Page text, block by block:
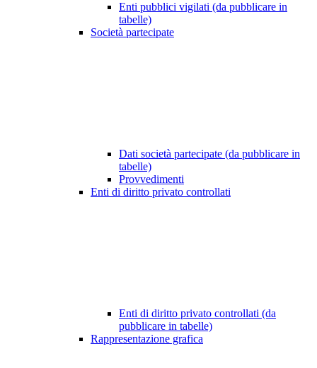
Enti pubblici vigilati (da pubblicare in
tabelle)
Società partecipate
Dati società partecipate (da pubblicare in
tabelle)
Provvedimenti
Enti di diritto privato controllati
Enti di diritto privato controllati (da
pubblicare in tabelle)
Rappresentazione grafica